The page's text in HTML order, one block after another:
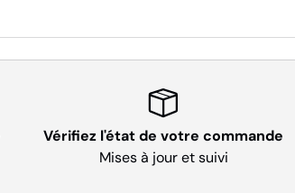
Vérifiez l'état de votre commande
Mises à jour et suivi